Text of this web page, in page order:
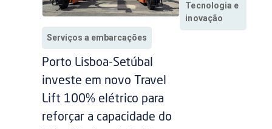
Serviços a embarcações
Porto Lisboa-Setúbal
investe em novo Travel
Lift 100% elétrico para
reforçar a capacidade do
Tecnologia e
inovação